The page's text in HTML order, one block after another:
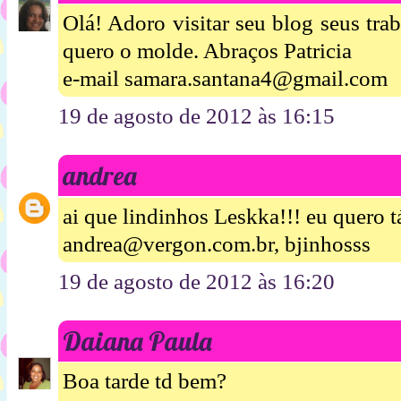
Olá! Adoro visitar seu blog seus
quero o molde. Abraços Patricia
e-mail samara.santana4@gmail.com
19 de agosto de 2012 às 16:15
andrea
ai que lindinhos Leskka!!! eu quero
andrea@vergon.com.br, bjinhosss
19 de agosto de 2012 às 16:20
Daiana Paula
Boa tarde td bem?